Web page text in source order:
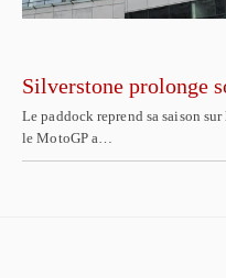
Silverstone prolonge
Le paddock reprend sa saison
le MotoGP a…